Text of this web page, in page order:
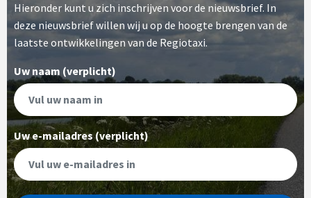
Hieronder kunt u zich inschrijven voor de nieuwsbrief. In
deze nieuwsbrief willen wij u op de hoogte brengen van de
laatste ontwikkelingen van de Regiotaxi.
Uw naam (verplicht)
Uw e-mailadres (verplicht)